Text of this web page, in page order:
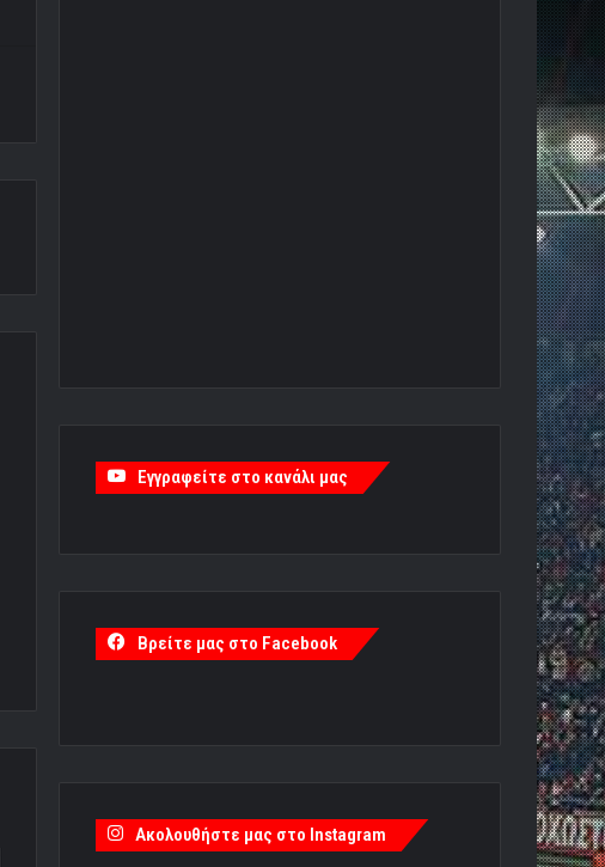
Εγγραφείτε στο κανάλι μας
Βρείτε μας στο Facebook
Ακολουθήστε μας στο Instagram